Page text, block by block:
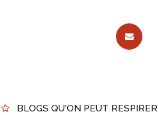
BLOGS QU'ON PEUT RESPIRER